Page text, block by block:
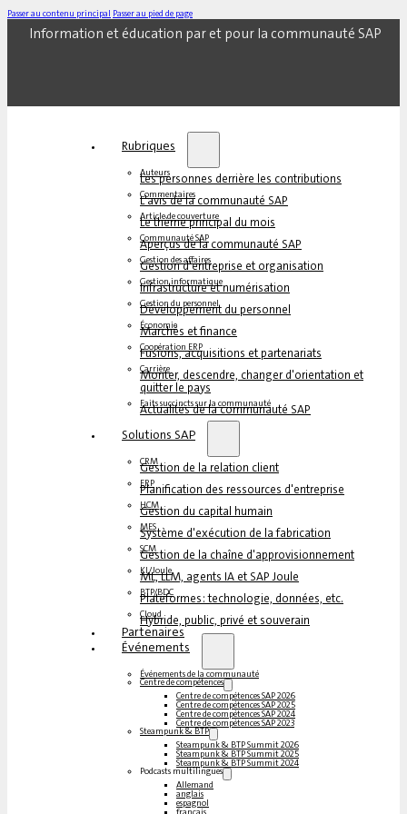
Passer au contenu principal Passer au pied de page
Information et éducation par et pour la communauté SAP
Rubriques
Auteurs
Les personnes derrière les contributions
Commentaires
L'avis de la communauté SAP
Article de couverture
Le thème principal du mois
Communauté SAP
Aperçus de la communauté SAP
Gestion des affaires
Gestion d'entreprise et organisation
Gestion informatique
Infrastructure et numérisation
Gestion du personnel
Développement du personnel
Économie
Marchés et finance
Coopération ERP
Fusions, acquisitions et partenariats
Carrière
Monter, descendre, changer d'orientation et
quitter le pays
Faits succincts sur la communauté
Actualités de la communauté SAP
Solutions SAP
CRM
Gestion de la relation client
ERP
Planification des ressources d'entreprise
HCM
Gestion du capital humain
MES
Système d'exécution de la fabrication
SCM
Gestion de la chaîne d'approvisionnement
KI/Joule
ML, LLM, agents IA et SAP Joule
BTP/BDC
Plateformes : technologie, données, etc.
Cloud
Hybride, public, privé et souverain
Partenaires
Événements
Événements de la communauté
Centre de compétences
Centre de compétences SAP 2026
Centre de compétences SAP 2025
Centre de compétences SAP 2024
Centre de compétences SAP 2023
Steampunk & BTP
Steampunk & BTP Summit 2026
Steampunk & BTP Summit 2025
Steampunk & BTP Summit 2024
Podcasts multilingues
Allemand
anglais
espagnol